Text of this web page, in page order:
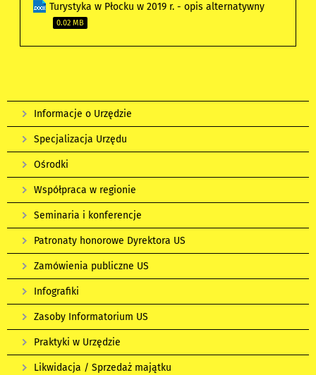
Turystyka w Płocku w 2019 r. - opis alternatywny
0.02 MB
Informacje o Urzędzie
Specjalizacja Urzędu
Ośrodki
Współpraca w regionie
Seminaria i konferencje
Patronaty honorowe Dyrektora US
Zamówienia publiczne US
Infografiki
Zasoby Informatorium US
Praktyki w Urzędzie
Likwidacja / Sprzedaż majątku